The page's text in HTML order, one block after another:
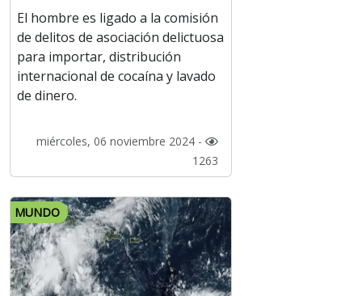
El hombre es ligado a la comisión
de delitos de asociación delictuosa
para importar, distribución
internacional de cocaína y lavado
de dinero.
miércoles, 06 noviembre 2024 -
1263
MUNDO